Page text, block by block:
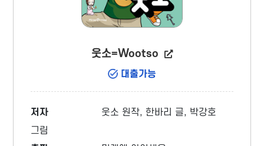
웃소=Wootso
대출가능
저자
웃소 원작, 한바리 글, 박강호
그림